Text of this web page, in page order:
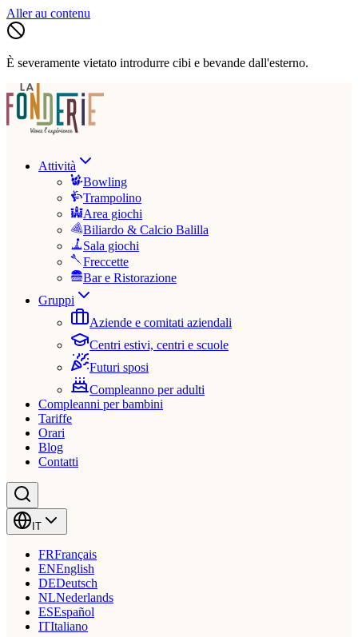
Aller au contenu
È severamente vietato introdurre cibi e bevande dall'esterno.
Attività
Bowling
Trampolino
Area giochi
Biliardo & Calcio Balilla
Sala giochi
Freccette
Bar e Ristorazione
Gruppi
Aziende e comitati aziendali
Centri estivi, centri e scuole
Futuri sposi
Compleanno per adulti
Compleanni per bambini
Tariffe
Orari
Blog
Contatti
IT
FRFrançais
ENEnglish
DEDeutsch
NLNederlands
ESEspañol
ITItaliano